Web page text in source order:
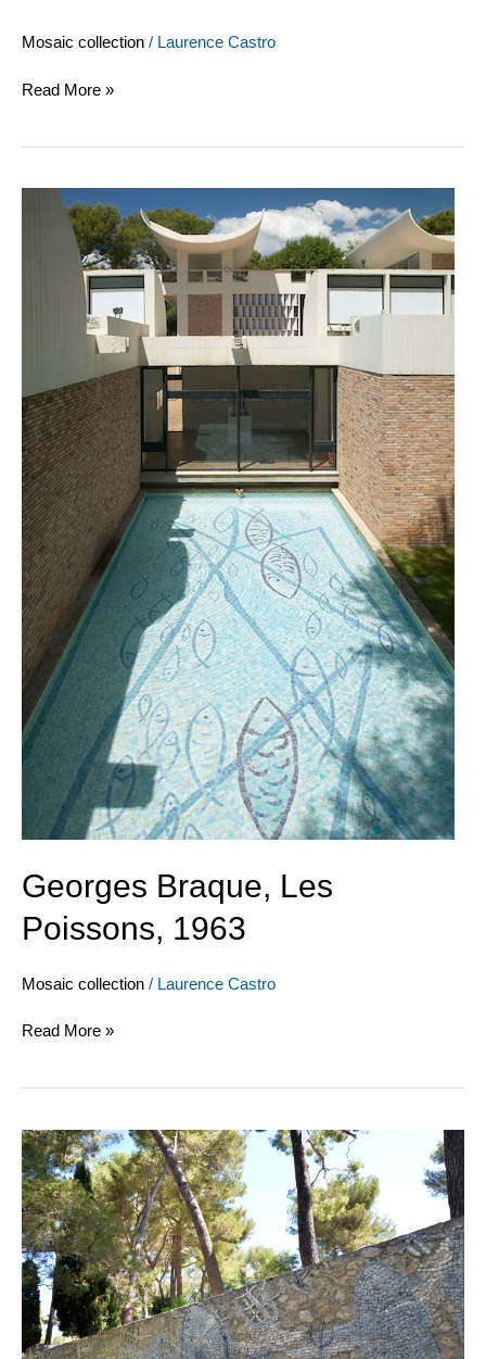
Mosaic collection / Laurence Castro
Read More »
Georges Braque, Les
Poissons, 1963
Mosaic collection / Laurence Castro
Georges
Braque,
Poissons,
Read More »
Pierre
Tal
Coat,
Mosaïque
murale,
1963-
1964